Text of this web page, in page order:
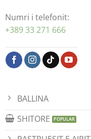
Numri i telefonit:
+389 33 271 666
BALLINA
SHITORE